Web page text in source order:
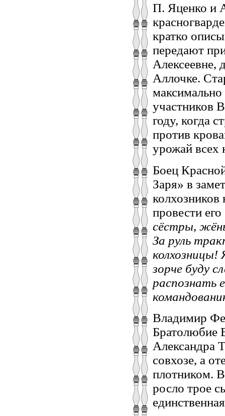
П. Яценко и
кратко
передают
Алексеевне,
Аллочке.
максимально
участников
году, когда
против
урожай всех
Боец
Заря» в
колхозников
провести
сёстры,
За руль
колхозницы!
зорче буду
распознать
Владимир
Братолюбие
Александра
совхозе, а
плотником.
росло трое